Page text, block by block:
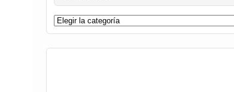
Categorías